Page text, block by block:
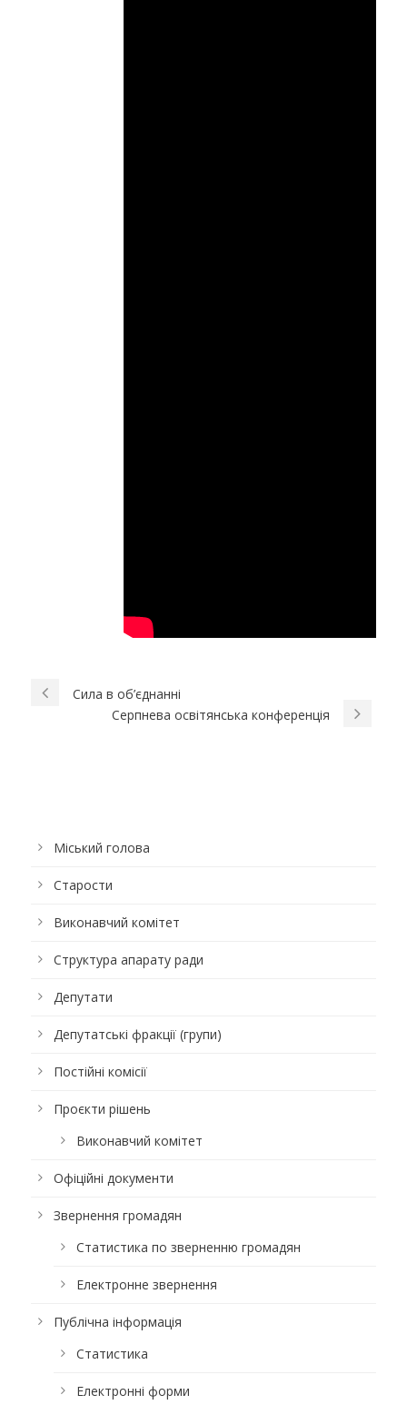
Сила в об’єднанні
Серпнева освітянська конференція
Міський голова
Старости
Виконавчий комітет
Структура апарату ради
Депутати
Депутатські фракції (групи)
Постійні комісії
Проєкти рішень
Виконавчий комітет
Офіційні документи
Звернення громадян
Статистика по зверненню громадян
Електронне звернення
Публічна інформація
Статистика
Електронні форми